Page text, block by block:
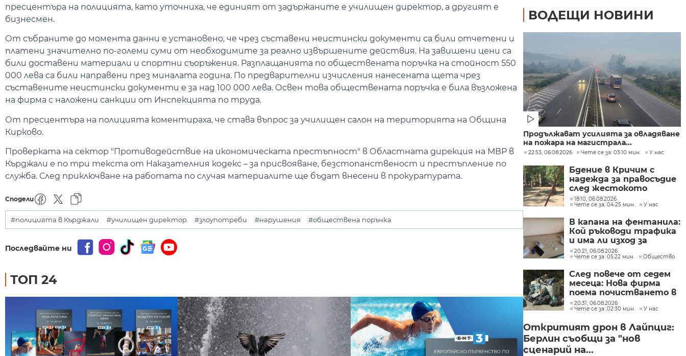
пресцентъра на полицията, като уточниха, че единият от задържаните е училищен директор, а другият е
бизнесмен.
От събраните до момента данни е установено, че чрез съставени неистински документи са били отчетени и
платени значително по-големи суми от необходимите за реално извършените действия. На завишени цени са
били доставени материали и спортни съоръжения. Разплащанията по обществената поръчка на стойност 550
000 лева са били направени през миналата година. По предварителни изчисления нанесената щета чрез
съставените неистински документи е за над 100 000 лева. Освен това обществената поръчка е била възложена
на фирма с наложени санкции от Инспекцията по труда.
От пресцентъра на полицията коментираха, че става въпрос за училищен салон на територията на Община
Кирково.
Проверката на сектор "Противодействие на икономическата престъпност" в Областната дирекция на МВР в
Кърджали е по три текста от Наказателния кодекс – за присвояване, безстопанственост и престъпление по
служба. След приключване на работата по случая материалите ще бъдат внесени в прокуратурата.
Сподели
#полицията в Кърджали #училищен директор #злоупотреби #нарушения #обществена поръчка
Последвайте ни
ТОП 24
ВОДЕЩИ НОВИНИ
Продължават усилията за овладяване
на пожара на магистрала...
22:53, 06.08.2026 Чете се за: 03:10 мин. У нас
Бдение в Кричим с
надежда за правосъдие
след жестокото
убийство на млад мъж
в Пловдив от
18:10, 06.08.2026
Чете се за: 04:25 мин.
У нас
В капана на фентанила:
Кой ръководи трафика
и има ли изход за
пристрастените?
20:21, 06.08.2026
Чете се за: 05:22 мин.
Общество
След повече от седем
месеца: Нова фирма
поема почистването в
столичните райони
"Слатина", "Подуяне" и
20:31, 06.08.2026
Чете се за: 02:30 мин.
У нас
Откритият дрон в Лайпциг:
Берлин съобщи за "нов
сценарий на...